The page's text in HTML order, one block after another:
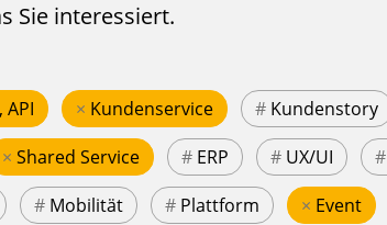
Sie interessiert.
× Kundenservice # Kundenstory
× Shared Service # ERP # UX/UI #
# Mobilität # Plattform × Event